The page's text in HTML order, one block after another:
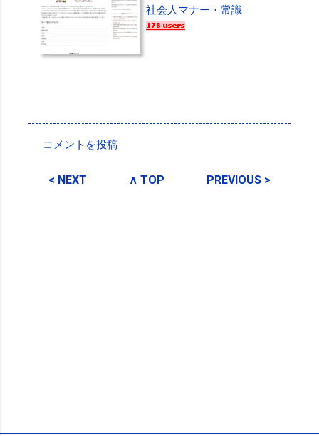
社会人マナー・常識
メ
コメントを投稿
< NEXT ∧ TOP PREVIOUS >